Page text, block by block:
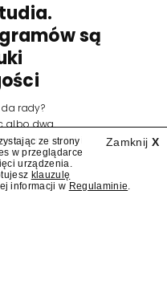
są
rady?
albo dwa.
sztuki
Zamknij X
ze strony
w przeglądarce
urządzenia.
klauzulę
informacji w Regulaminie.